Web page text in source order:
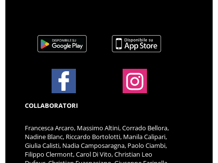
COLLABORATORI
Francesca Arcaro, Massimo Altini, Corrado Bellora,
Nadine Blanc, Riccardo Bortolotti, Manila Calipari,
Giulia Calisti, Nadia Camposaragna, Paolo Ciambi,
Filippo Clermont, Carol Di Vito, Christian Leo